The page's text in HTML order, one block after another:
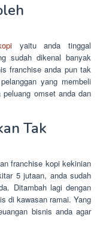
yaitu anda tinggal
sudah dikenal banyak
franchise anda pun tak
yang membeli
omset anda dan
Tak
franchise kopi kekinian
5 jutaan, anda sudah
Ditambah lagi dengan
di kawasan ramai. Yang
bisnis anda agar